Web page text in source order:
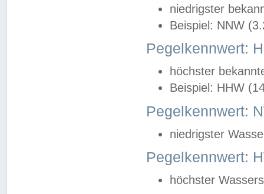
niedrigster
Beispiel: NNW
Pegelkennwert:
höchster
Beispiel: HHW
Pegelkennwert:
niedrigster
Pegelkennwert:
höchster